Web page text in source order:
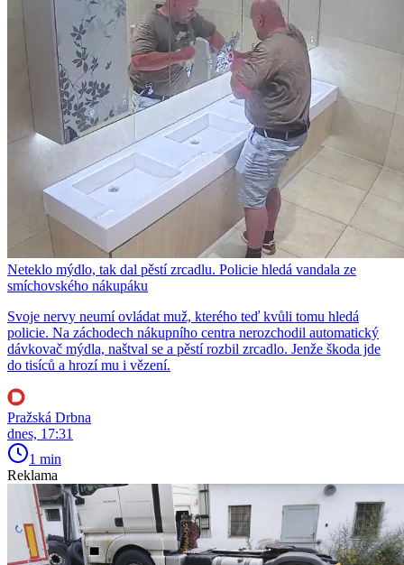
Neteklo mýdlo, tak dal pěstí zrcadlu. Policie hledá vandala ze
smíchovského nákupáku
Svoje nervy neumí ovládat muž, kterého teď kvůli tomu hledá
policie. Na záchodech nákupního centra nerozchodil automatický
dávkovač mýdla, naštval se a pěstí rozbil zrcadlo. Jenže škoda jde
do tisíců a hrozí mu i vězení.
Pražská Drbna
dnes, 17:31
1 min
Reklama